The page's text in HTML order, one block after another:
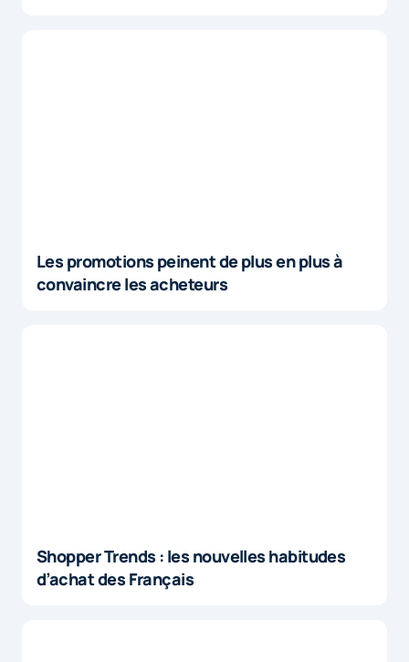
Les promotions peinent de plus en plus à
convaincre les acheteurs
Shopper Trends : les nouvelles habitudes
d’achat des Français